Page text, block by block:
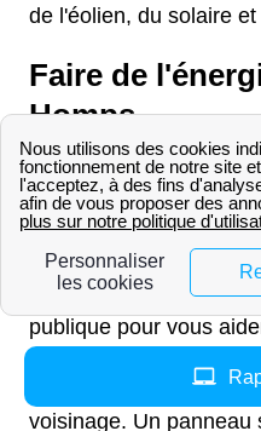
de l'éolien, du solaire
Faire de
Homps
Vous pouvez installer
votre logement à
vous encourage à en
Homps a un
an, vous pouvez
publique pour vous
production à un
voisinage. Un panneau